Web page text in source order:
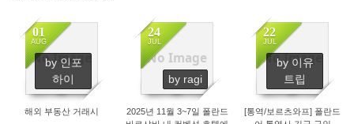
No Image
01
AUG
by 인포
하이
970
해외 부동산 거래시
No Image
24
JUL
by ragi
1003
2025년 11월 3~7일 폴란드
No Image
22
JUL
by 이유
트립
964
[통역/보르츠와프] 폴란드